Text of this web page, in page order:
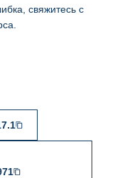
свяжитесь с